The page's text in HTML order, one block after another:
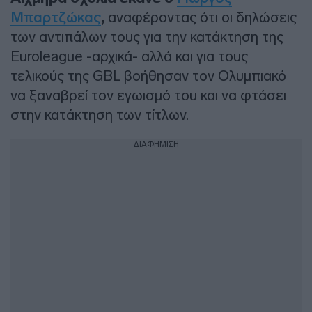
Μπαρτζώκας, αναφέροντας ότι οι δηλώσεις
των αντιπάλων τους για την κατάκτηση της
Euroleague -αρχικά- αλλά και για τους
τελικούς της GBL βοήθησαν τον Ολυμπιακό
να ξαναβρεί τον εγωισμό του και να φτάσει
στην κατάκτηση των τίτλων.
ΔΙΑΦΗΜΙΣΗ